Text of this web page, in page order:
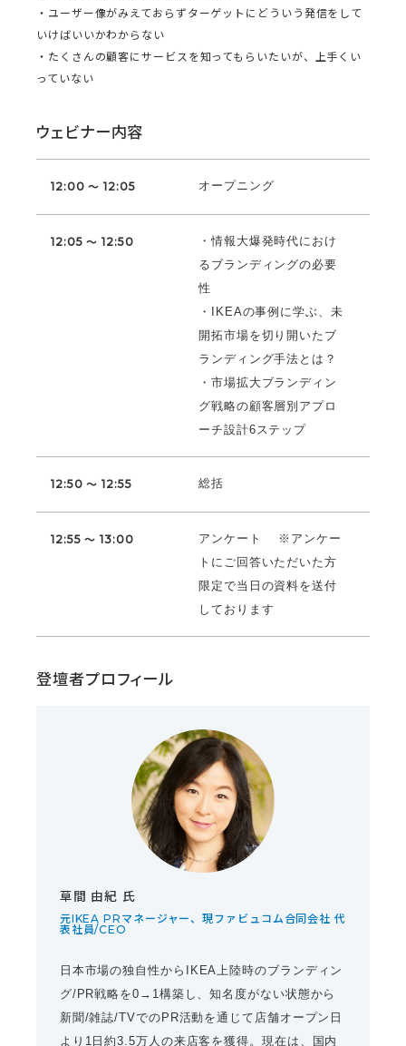
・ユーザー像がみえておらずターゲットにどういう発信をして
いけばいいかわからない
・たくさんの顧客にサービスを知ってもらいたいが、上手くい
っていない
ウェビナー内容
12:00 ～ 12:05 オープニング
12:05 ～ 12:50
・情報大爆発時代におけ
るブランディングの必要
性
・IKEAの事例に学ぶ、未
開拓市場を切り開いたブ
ランディング手法とは？
・市場拡大ブランディン
グ戦略の顧客層別アプロ
ーチ設計6ステップ
12:50 ～ 12:55 総括
12:55 ～ 13:00
アンケート ※アンケー
トにご回答いただいた方
限定で当日の資料を送付
しております
登壇者プロフィール
草間 由紀 氏
元IKEA PRマネージャー、現ファビュコム合同会社 代
表社員/CEO
日本市場の独自性からIKEA上陸時のブランディン
グ/PR戦略を0→1構築し、知名度がない状態から
新聞/雑誌/TVでのPR活動を通じて店舗オープン日
より1日約3.5万人の来店客を獲得。現在は、国内